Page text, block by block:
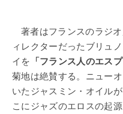
著者はフランスのラジ
ィレクターだったブリュ
イを 「フランス人のエス
菊地は絶賛する。ニュー
いたジャスミン・オイルが
こにジャズのエロスの起